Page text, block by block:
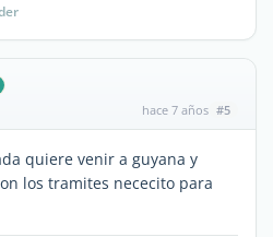
hace 7 años #5
quiere venir a guyana y
los tramites nececito para